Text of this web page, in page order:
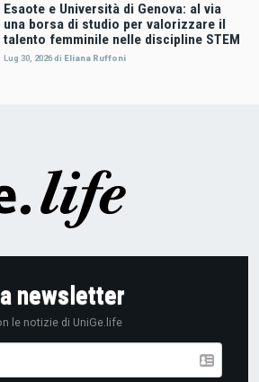
Esaote e Università di Genova: al via
una borsa di studio per valorizzare il
talento femminile nelle discipline STEM
Lug 30, 2026di Eliana Ruffoni
newsletter
le notizie di UniGe.life